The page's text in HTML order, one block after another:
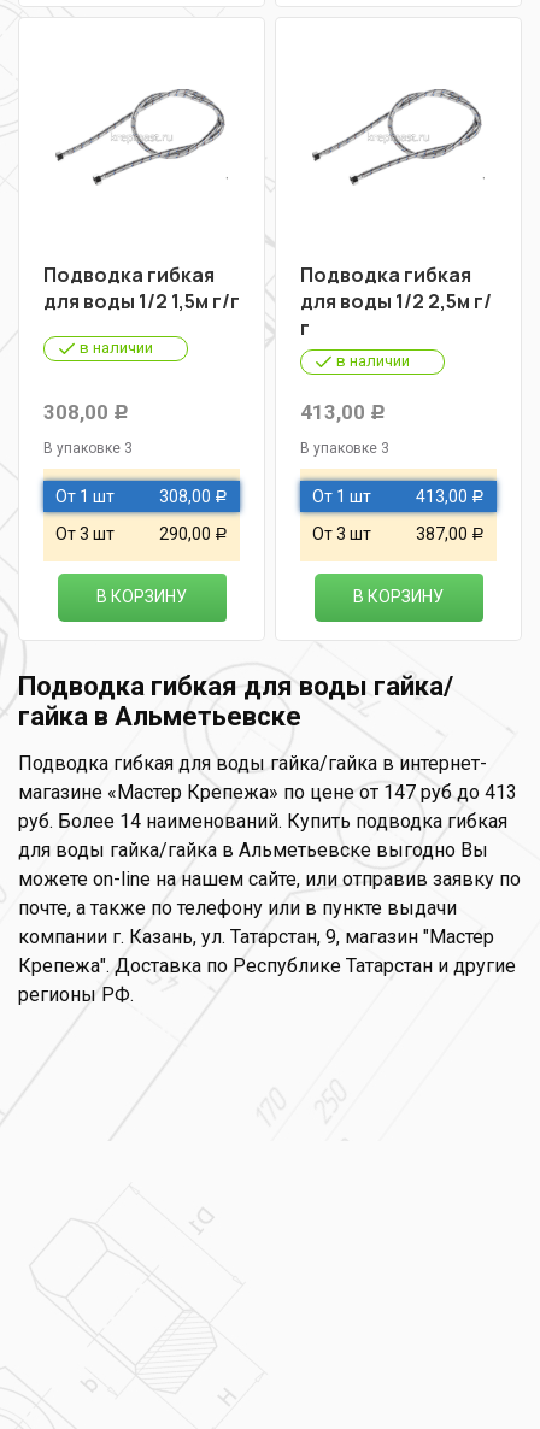
Подводка гибкая
для воды 1/2 1,5м г/г
в наличии
308,00 Р
В упаковке 3
От 1 шт 308,00 Р
От 3 шт 290,00 Р
В КОРЗИНУ
Подводка гибкая
для воды 1/2 2,5м г/
г
в наличии
413,00 Р
В упаковке 3
От 1 шт 413,00 Р
От 3 шт 387,00 Р
В КОРЗИНУ
Подводка гибкая для воды гайка/
гайка в Альметьевске
Подводка гибкая для воды гайка/гайка в интернет-
магазине «Мастер Крепежа» по цене от 147 руб до 413
руб. Более 14 наименований. Купить подводка гибкая
для воды гайка/гайка в Альметьевске выгодно Вы
можете on-line на нашем сайте, или отправив заявку по
почте, а также по телефону или в пункте выдачи
компании г. Казань, ул. Татарстан, 9, магазин "Мастер
Крепежа". Доставка по Республике Татарстан и другие
регионы РФ.